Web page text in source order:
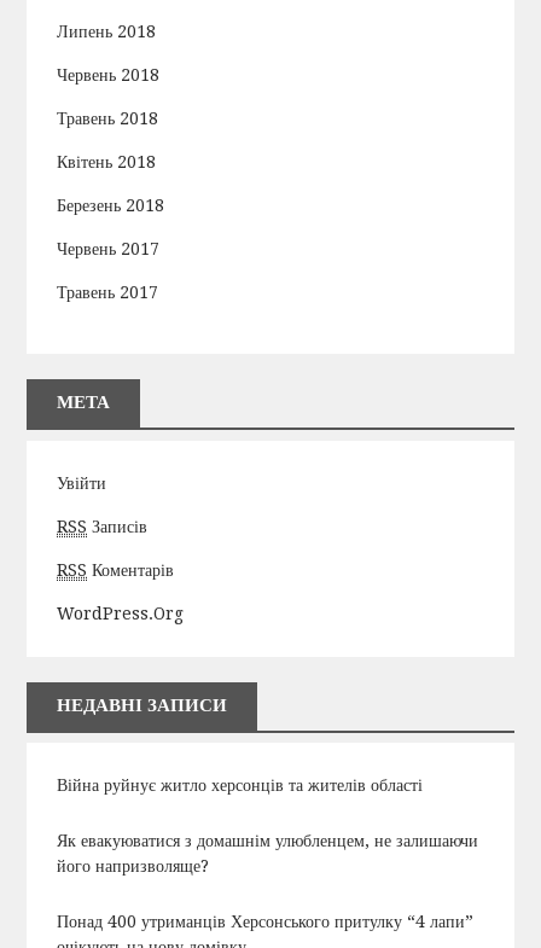
Липень 2018
Червень 2018
Травень 2018
Квітень 2018
Березень 2018
Червень 2017
Травень 2017
МЕТА
Увійти
RSS Записів
RSS Коментарів
WordPress.org
НЕДАВНІ ЗАПИСИ
Війна руйнує житло херсонців та жителів області
Як евакуюватися з домашнім улюбленцем, не залишаючи
його напризволяще?
Понад 400 утриманців Херсонського притулку “4 лапи”